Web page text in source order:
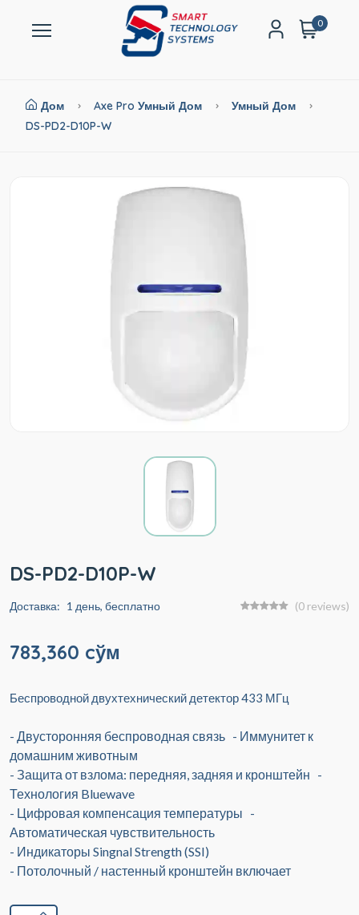
0
Дом Axe Pro Умный Дом
Умный Дом
DS-PD2-D10P-W
DS-PD2-D10P-W
Доставка: 1 день, бесплатно (0 reviews)
783,360 cўм
Беспроводной двухтехнический детектор 433 МГц
- Двусторонняя беспроводная связь - Иммунитет к
домашним животным
- Защита от взлома: передняя, задняя и кронштейн -
Технология Bluewave
- Цифровая компенсация температуры -
Автоматическая чувствительность
- Индикаторы Singnal Strength (SSI)
- Потолочный / настенный кронштейн включает